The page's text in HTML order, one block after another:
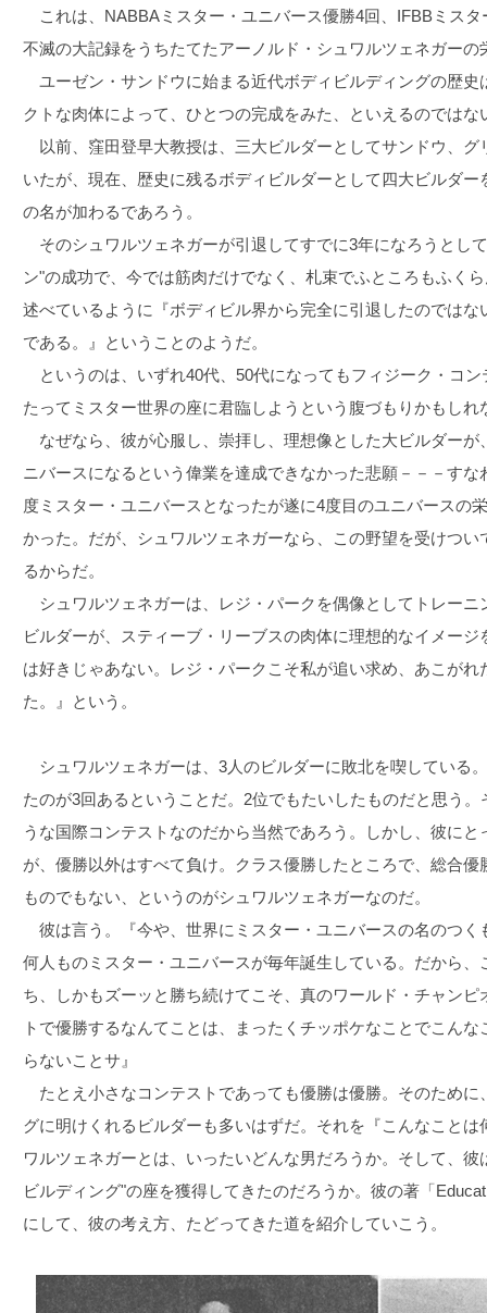
これは、NABBAミスター・ユニバース優勝4回、IFBBミス
不滅の大記録をうちたてたアーノルド・シュワルツェネガーの
ユーゼン・サンドウに始まる近代ボディビルディングの歴史
クトな肉体によって、ひとつの完成をみた、といえるのではな
以前、窪田登早大教授は、三大ビルダーとしてサンドウ、グ
いたが、現在、歴史に残るボディビルダーとして四大ビルダ
の名が加わるであろう。
そのシュワルツェネガーが引退してすでに3年になろうとし
ン"の成功で、今では筋肉だけでなく、札束でふところもふく
述べているように『ボディビル界から完全に引退したのでは
である。』ということのようだ。
というのは、いずれ40代、50代になってもフィジーク・コ
たってミスター世界の座に君臨しようという腹づもりかもしれ
なぜなら、彼が心服し、崇拝し、理想像とした大ビルダーが
ニバースになるという偉業を達成できなかった悲願－－－す
度ミスター・ユニバースとなったが遂に4度目のユニバースの
かった。だが、シュワルツェネガーなら、この野望を受けつ
るからだ。
シュワルツェネガーは、レジ・パークを偶像としてトレーニ
ビルダーが、スティーブ・リーブスの肉体に理想的なイメー
は好きじゃあない。レジ・パークこそ私が追い求め、あこが
た。』という。
シュワルツェネガーは、3人のビルダーに敗北を喫している
たのが3回あるということだ。2位でもたいしたものだと思う
うな国際コンテストなのだから当然であろう。しかし、彼に
が、優勝以外はすべて負け。クラス優勝したところで、総合
ものでもない、というのがシュワルツェネガーなのだ。
彼は言う。『今や、世界にミスター・ユニバースの名のつく
何人ものミスター・ユニバースが毎年誕生している。だから
ち、しかもズーッと勝ち続けてこそ、真のワールド・チャン
トで優勝するなんてことは、まったくチッポケなことでこん
らないことサ』
たとえ小さなコンテストであっても優勝は優勝。そのために
グに明けくれるビルダーも多いはずだ。それを『こんなこと
ワルツェネガーとは、いったいどんな男だろうか。そして、
ビルディング"の座を獲得してきたのだろうか。彼の著「
にして、彼の考え方、たどってきた道を紹介していこう。